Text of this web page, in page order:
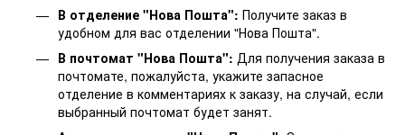
В отделение "Нова Пошта": Получите заказ в
удобном для вас отделении "Нова Пошта".
В почтомат "Нова Пошта": Для получения заказа в
почтомате, пожалуйста, укажите запасное
отделение в комментариях к заказу, на случай, если
выбранный почтомат будет занят.